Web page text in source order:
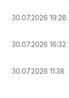
30.07.2026 19:28
30.07.2026 16:32
30.07.2026 11:38